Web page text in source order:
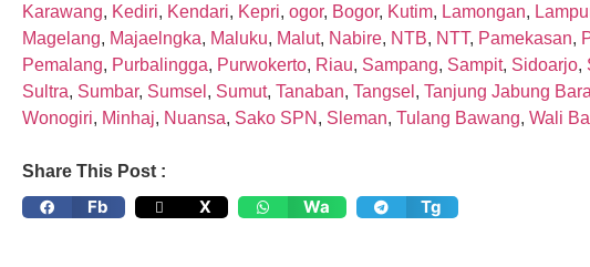
Karawang, Kediri, Kendari, Kepri, ogor, Bogor, Kutim, Lamongan,
Magelang, Majaelngka, Maluku, Malut, Nabire, NTB, NTT, Pamekasan,
Pemalang, Purbalingga, Purwokerto, Riau, Sampang, Sampit, Sidoarjo,
Sultra, Sumbar, Sumsel , Sumut, Tanaban, Tangsel , Tanjung Jabung
Wonogiri, Minhaj, Nuansa, Sako SPN , Sleman, Tulang Bawang, Wali
Share This Post :
Fb X Wa Tg